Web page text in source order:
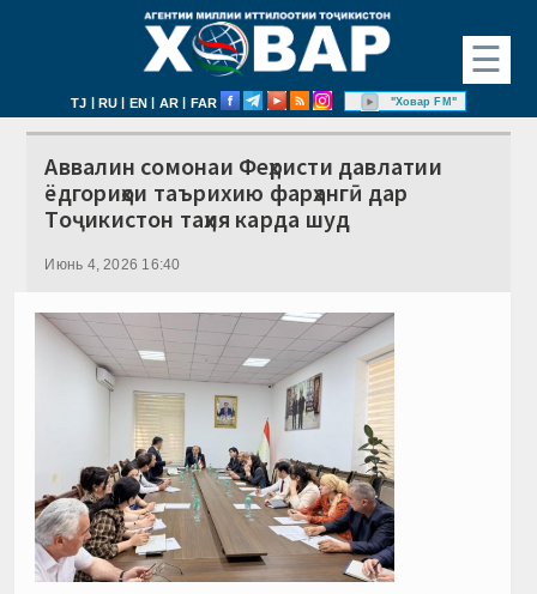
☰
TJ | RU | EN | AR | FAR "Ховар FM"
Аввалин сомонаи Феҳристи давлатии
ёдгориҳои таърихию фарҳангӣ дар
Тоҷикистон таҳия карда шуд
Июнь 4, 2026 16:40